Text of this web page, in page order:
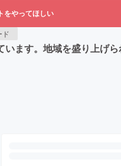
をやってほしい
ド
ます。地域を盛り上げ